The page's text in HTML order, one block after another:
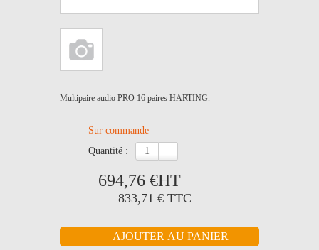
Multipaire audio PRO 16 paires HARTING.
Sur commande
quantité :
694,76 €HT
833,71 € TTC